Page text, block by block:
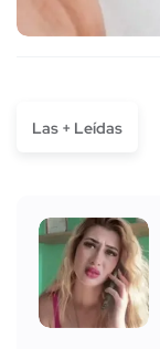
Las + Leídas